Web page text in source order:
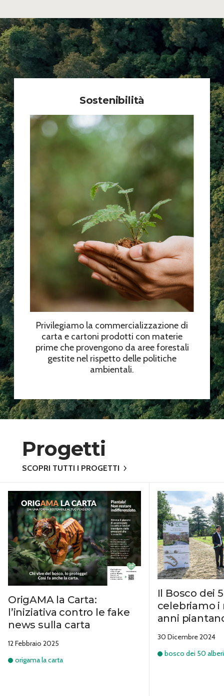
Sostenibilità
Privilegiamo la commercializzazione di
carta e cartoni prodotti con materie
prime che provengono da aree forestali
gestite nel rispetto delle politiche
ambientali.
Progetti
SCOPRI TUTTI I PROGETTI
OrigAMA la Carta:
l’iniziativa contro le fake
news sulla carta
12 Febbraio 2025
origama la carta
Il Bosco dei
celebriamo i
anni
30 Dicembre 2024
bosco dei 50 alberi